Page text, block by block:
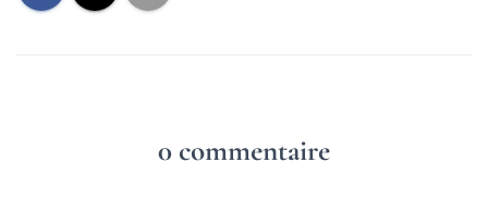
0 commentaire